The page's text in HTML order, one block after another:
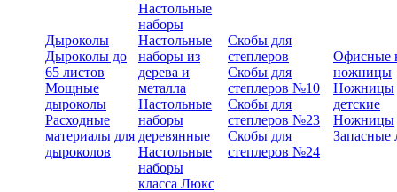
Дыроколы
Дыроколы до
65 листов
Мощные
дыроколы
Расходные
материалы для
дыроколов
Настольные
наборы
Настольные
наборы из
дерева и
металла
Настольные
наборы
деревянные
Настольные
наборы
класса Люкс
Скобы для
степлеров
Скобы для
степлеров №10
Скобы для
степлеров №23
Скобы для
степлеров №24
Офисные
ножницы
Ножницы
детские
Ножницы
Запасные